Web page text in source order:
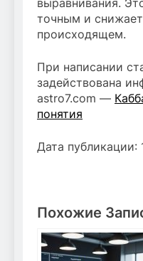
точным и
происходящем.
При написании
задействована
astro7.com —
понятия
Дата публикации:
Похожие